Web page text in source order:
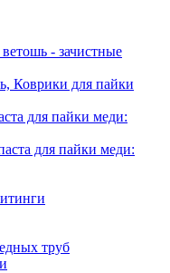
- зачистные
Коврики для пайки
для пайки меди:
для пайки меди:
труб